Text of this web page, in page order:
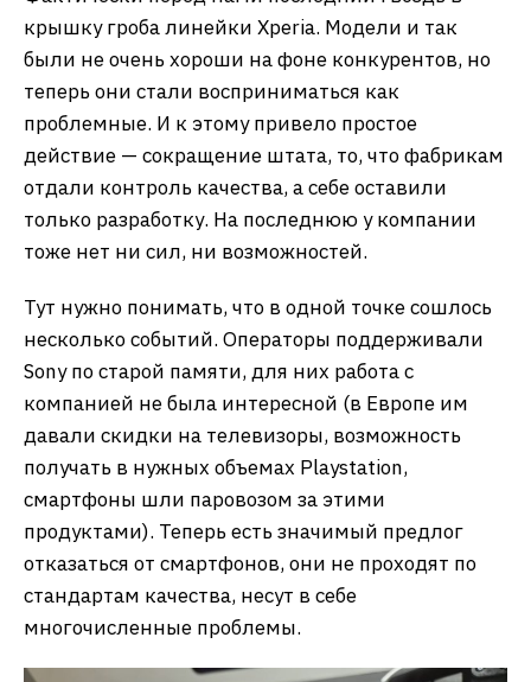
крышку гроба линейки Xperia. Модели и так
были не очень хороши на фоне конкурентов, но
теперь они стали восприниматься как
проблемные. И к этому привело простое
действие — сокращение штата, то, что фабрикам
отдали контроль качества, а себе оставили
только разработку. На последнюю у компании
тоже нет ни сил, ни возможностей.
Тут нужно понимать, что в одной точке сошлось
несколько событий. Операторы поддерживали
Sony по старой памяти, для них работа с
компанией не была интересной (в Европе им
давали скидки на телевизоры, возможность
получать в нужных объемах Playstation,
смартфоны шли паровозом за этими
продуктами). Теперь есть значимый предлог
отказаться от смартфонов, они не проходят по
стандартам качества, несут в себе
многочисленные проблемы.